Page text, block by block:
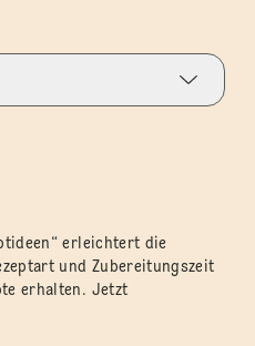
erleichtert die
und Zubereitungszeit
erhalten. Jetzt